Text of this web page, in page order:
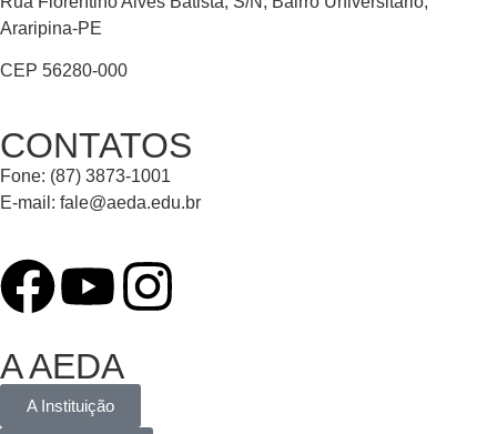
Araripina-PE
CEP 56280-000
CONTATOS
Fone: (87) 3873-1001
E-mail: fale@aeda.edu.br
A AEDA
A Instituição